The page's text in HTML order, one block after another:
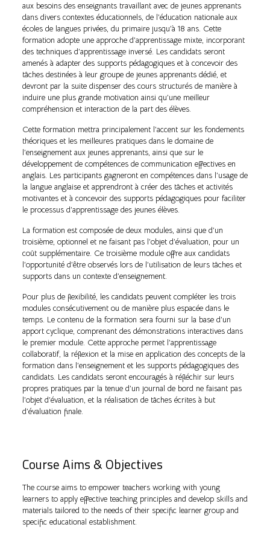
aux besoins des enseignants travaillant avec de jeunes apprenants
dans divers contextes éducationnels, de l’éducation nationale aux
écoles de langues privées, du primaire jusqu’à 18 ans. Cette
formation adopte une approche d’apprentissage mixte, incorporant
des techniques d’apprentissage inversé. Les candidats seront
amenés à adapter des supports pédagogiques et à concevoir des
tâches destinées à leur groupe de jeunes apprenants dédié, et
devront par la suite dispenser des cours structurés de manière à
induire une plus grande motivation ainsi qu’une meilleur
compréhension et interaction de la part des élèves.
Cette formation mettra principalement l’accent sur les fondements
théoriques et les meilleures pratiques dans le domaine de
l’enseignement aux jeunes apprenants, ainsi que sur le
développement de compétences de communication effectives en
anglais. Les participants gagneront en compétences dans l’usage de
la langue anglaise et apprendront à créer des tâches et activités
motivantes et à concevoir des supports pédagogiques pour faciliter
le processus d’apprentissage des jeunes élèves.
La formation est composée de deux modules, ainsi que d’un
troisième, optionnel et ne faisant pas l’objet d’évaluation, pour un
coût supplémentaire. Ce troisième module offre aux candidats
l’opportunité d’être observés lors de l’utilisation de leurs tâches et
supports dans un contexte d’enseignement.
Pour plus de flexibilité, les candidats peuvent compléter les trois
modules consécutivement ou de manière plus espacée dans le
temps. Le contenu de la formation sera fourni sur la base d’un
apport cyclique, comprenant des démonstrations interactives dans
le premier module. Cette approche permet l’apprentissage
collaboratif, la réflexion et la mise en application des concepts de la
formation dans l’enseignement et les supports pédagogiques des
candidats. Les candidats seront encouragés à réfléchir sur leurs
propres pratiques par la tenue d’un journal de bord ne faisant pas
l’objet d’évaluation, et la réalisation de tâches écrites à but
d’évaluation finale.
Course Aims & Objectives
The course aims to empower teachers working with young
learners to apply effective teaching principles and develop skills and
materials tailored to the needs of their specific learner group and
specific educational establishment.